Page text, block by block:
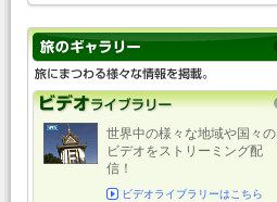
世界中の様々な地域や国々の
ビデオをストリーミング配
信！
ビデオライブラリーはこちら